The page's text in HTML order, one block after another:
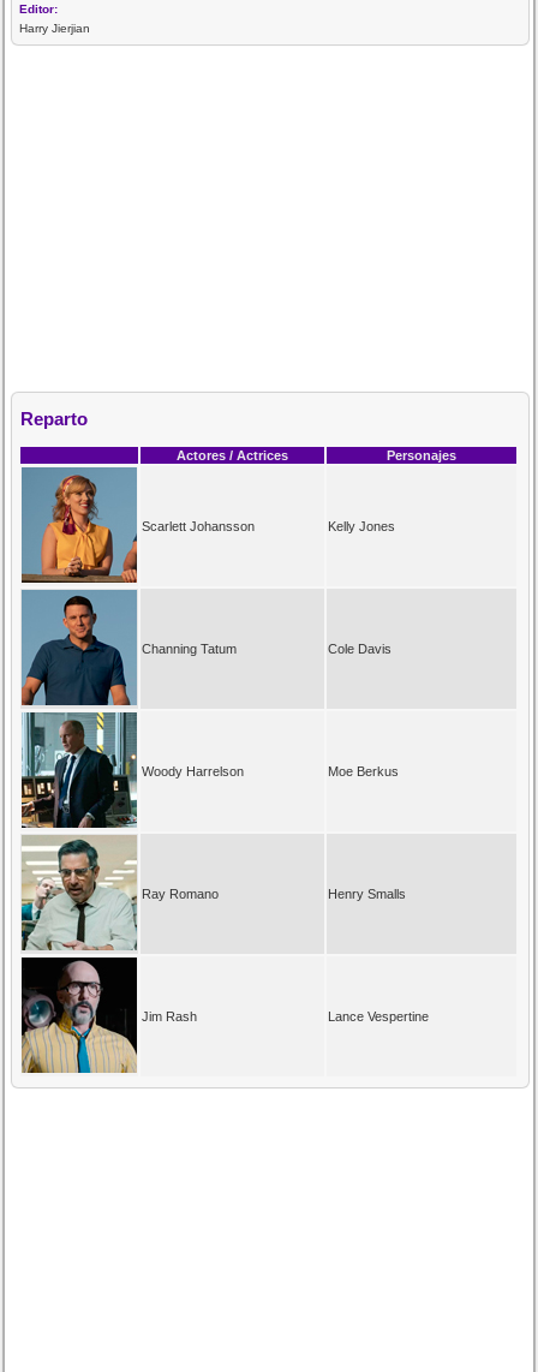
Editor:
Harry Jierjian
Reparto
Actores / Actrices Personajes
Scarlett Johansson Kelly Jones
Channing Tatum Cole Davis
Woody Harrelson Moe Berkus
Ray Romano Henry Smalls
Jim Rash Lance Vespertine